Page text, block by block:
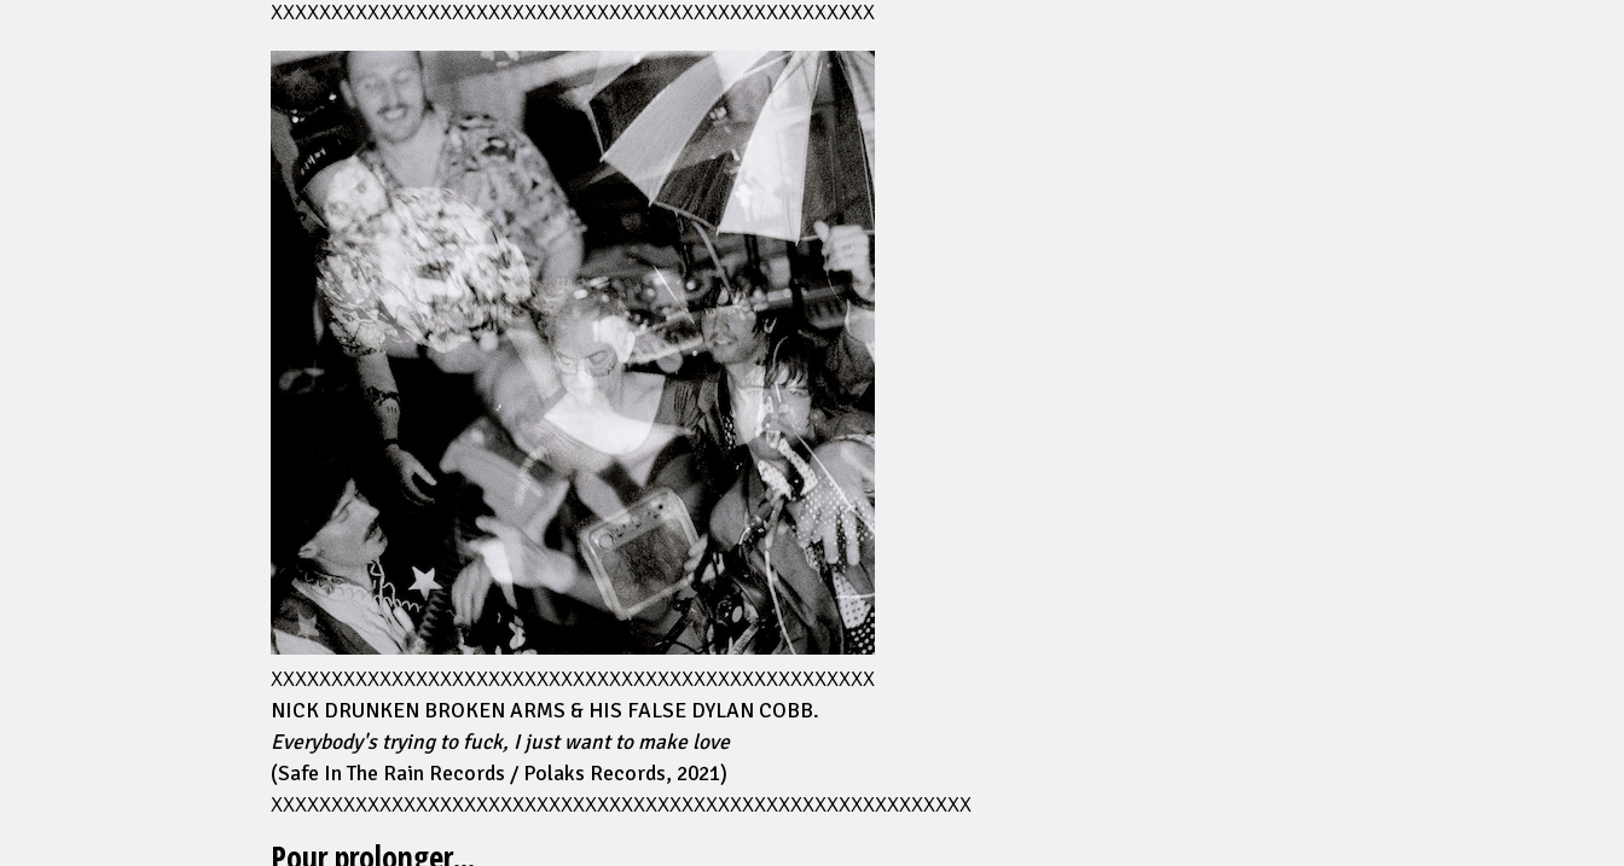
XXXXXXXXXXXXXXXXXXXXXXXXXXXXXXXXXXXXXXXXXXXXXXXXXX
XXXXXXXXXXXXXXXXXXXXXXXXXXXXXXXXXXXXXXXXXXXXXXXXXX
NICK DRUNKEN BROKEN ARMS & HIS FALSE DYLAN COBB.
Everybody's trying to fuck, I just want to make love
(Safe In The Rain Records / Polaks Records, 2021)
XXXXXXXXXXXXXXXXXXXXXXXXXXXXXXXXXXXXXXXXXXXXXXXXXXXXXXXXXX